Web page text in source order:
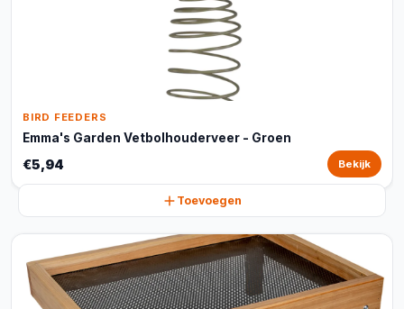
BIRD FEEDERS
Emma's Garden Vetbolhouderveer - Groen
€5,94 Bekijk
Toevoegen